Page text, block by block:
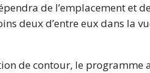
de l’emplacement et
deux d’entre eux dans la
de contour, le programme